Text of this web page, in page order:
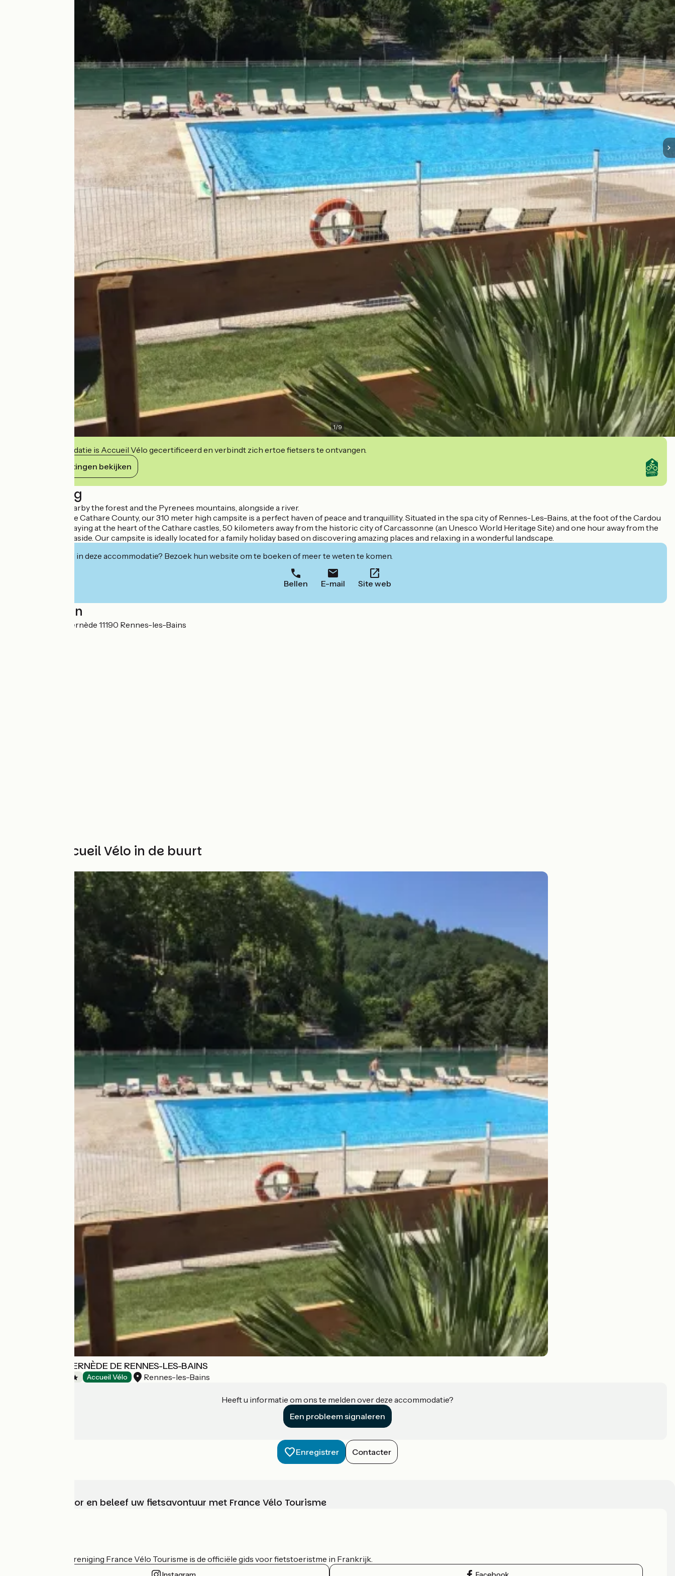
1/9
Deze accommodatie is Accueil Vélo gecertificeerd en verbindt zich ertoe fietsers te ontvangen.
Haar verplichtingen bekijken
Beschrijving
Family friendly, nearby the forest and the Pyrenees mountains, alongside a river.
In the middle of the Cathare County, our 310 meter high campsite is a perfect haven of peace and tranquillity. Situated in the spa city of Rennes-Les-Bains, at the foot of the Cardou
pike, you will be staying at the heart of the Cathare castles, 50 kilometers away from the historic city of Carcassonne (an Unesco World Heritage Site) and one hour away from the
Mediterranean seaside. Our campsite is ideally located for a family holiday based on discovering amazing places and relaxing in a wonderful landscape.
Geïnteresseerd in deze accommodatie? Bezoek hun website om te boeken of meer te weten te komen.
Bellen E-mail Site web
Localisation
19 chemin de la Bernède 11190 Rennes-les-Bains
Andere Accueil Vélo in de buurt
CAMPING LA BERNÈDE DE RENNES-LES-BAINS
Accueil Vélo Rennes-les-Bains
Heeft u informatie om ons te melden over deze accommodatie?
Een probleem signaleren
Enregistrer Contacter
Kies, bereid voor en beleef uw fietsavontuur met France Vélo Tourisme
De nationale vereniging France Vélo Tourisme is de officiële gids voor fietstoeristme in Frankrijk.